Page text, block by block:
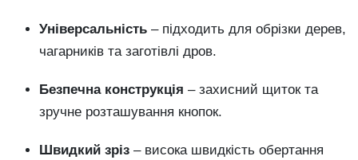
Універсальність – підходить для обрізки дерев,
чагарників та заготівлі дров.
Безпечна конструкція – захисний щиток та
зручне розташування кнопок.
Швидкий зріз – висока швидкість обертання